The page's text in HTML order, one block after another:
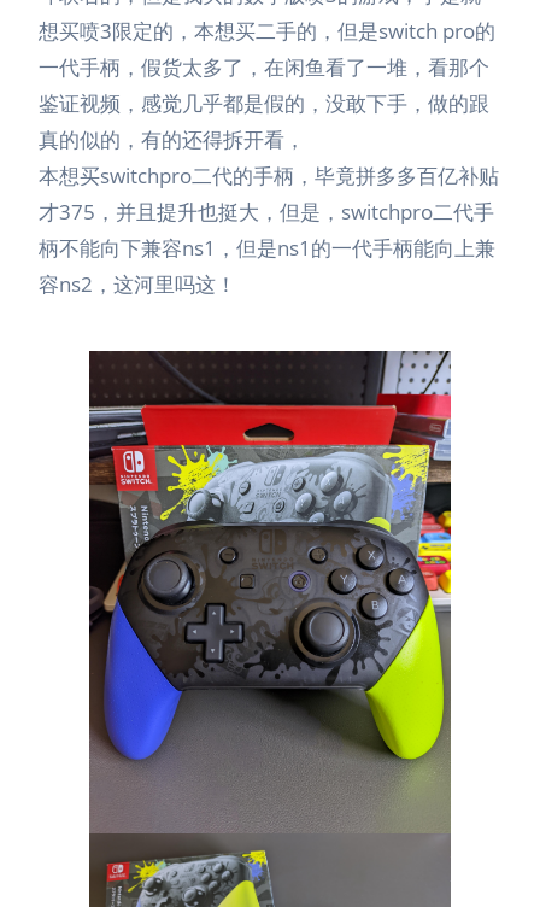
想买喷3限定的，本想买二手的，但是switch pro的
一代手柄，假货太多了，在闲鱼看了一堆，看那个
鉴证视频，感觉几乎都是假的，没敢下手，做的跟
真的似的，有的还得拆开看，
本想买switchpro二代的手柄，毕竟拼多多百亿补贴
才375，并且提升也挺大，但是，switchpro二代手
柄不能向下兼容ns1，但是ns1的一代手柄能向上兼
容ns2，这河里吗这！